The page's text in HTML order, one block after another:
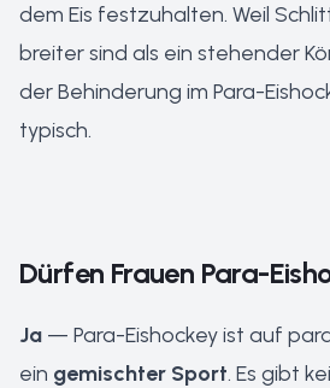
dem Eis festzuhalten. Weil
breiter sind als ein stehender
der Behinderung im Para-
typisch.
Dürfen Frauen Para-
Ja — Para-Eishockey ist auf
ein gemischter Sport. Es gibt